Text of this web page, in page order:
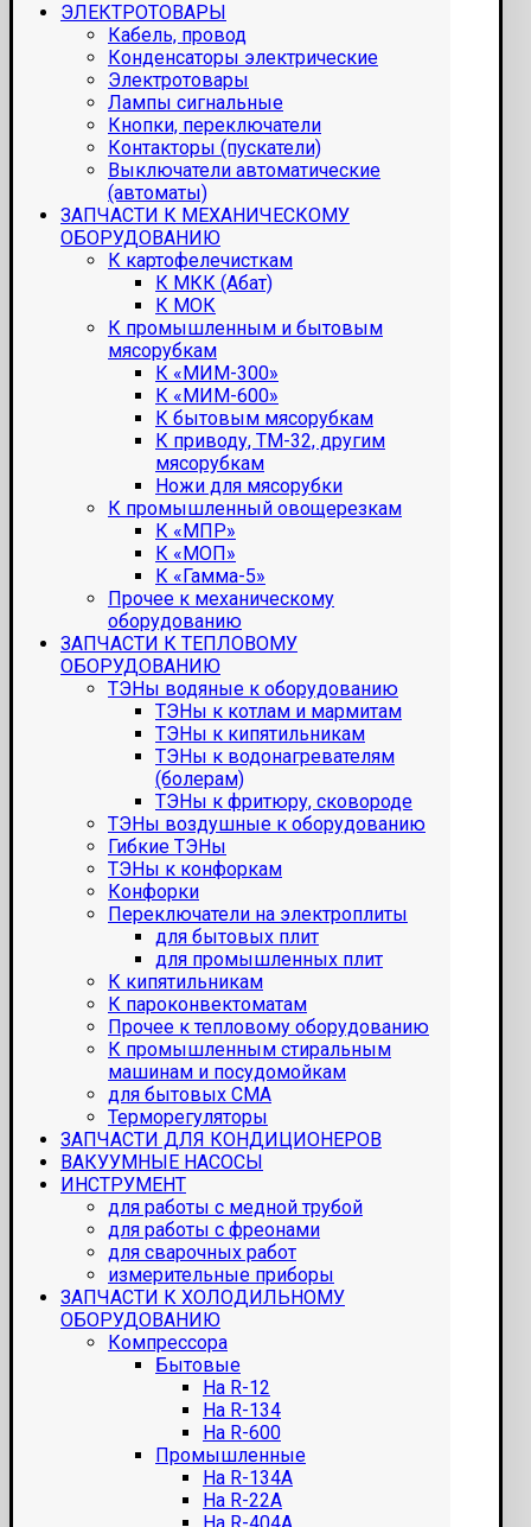
ЭЛЕКТРОТОВАРЫ
Кабель, провод
Конденсаторы электрические
Электротовары
Лампы сигнальные
Кнопки, переключатели
Контакторы (пускатели)
Выключатели автоматические
(автоматы)
ЗАПЧАСТИ К МЕХАНИЧЕСКОМУ
ОБОРУДОВАНИЮ
К картофелечисткам
К МКК (Абат)
К МОК
К промышленным и бытовым
мясорубкам
К «МИМ-300»
К «МИМ-600»
К бытовым мясорубкам
К приводу, ТМ-32, другим
мясорубкам
Ножи для мясорубки
К промышленный овощерезкам
К «МПР»
К «МОП»
К «Гамма-5»
Прочее к механическому
оборудованию
ЗАПЧАСТИ К ТЕПЛОВОМУ
ОБОРУДОВАНИЮ
ТЭНы водяные к оборудованию
ТЭНы к котлам и мармитам
ТЭНы к кипятильникам
ТЭНы к водонагревателям
(болерам)
ТЭНы к фритюру, сковороде
ТЭНы воздушные к оборудованию
Гибкие ТЭНы
ТЭНы к конфоркам
Конфорки
Переключатели на электроплиты
для бытовых плит
для промышленных плит
К кипятильникам
К пароконвектоматам
Прочее к тепловому оборудованию
К промышленным стиральным
машинам и посудомойкам
для бытовых СМА
Терморегуляторы
ЗАПЧАСТИ ДЛЯ КОНДИЦИОНЕРОВ
ВАКУУМНЫЕ НАСОСЫ
ИНСТРУМЕНТ
для работы с медной трубой
для работы с фреонами
для сварочных работ
измерительные приборы
ЗАПЧАСТИ К ХОЛОДИЛЬНОМУ
ОБОРУДОВАНИЮ
Компрессора
Бытовые
На R-12
На R-134
На R-600
Промышленные
На R-134A
На R-22A